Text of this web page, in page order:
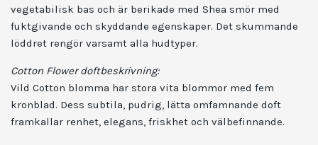
vegetabilisk bas och är berikade med Shea smör med
fuktgivande och skyddande egenskaper. Det skummande
löddret rengör varsamt alla hudtyper.
Cotton Flower doftbeskrivning:
Vild Cotton blomma har stora vita blommor med fem
kronblad. Dess subtila, pudrig, lätta omfamnande doft
framkallar renhet, elegans, friskhet och välbefinnande.